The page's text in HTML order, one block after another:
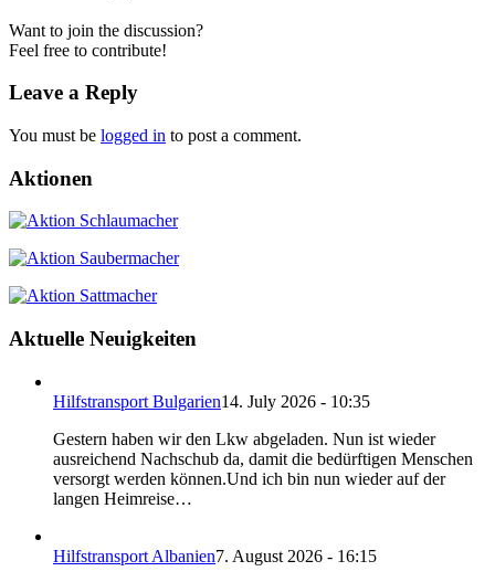
Want to join the discussion?
Feel free to contribute!
Leave a Reply
You must be logged in to post a comment.
Aktionen
Aktuelle Neuigkeiten
Hilfstransport Bulgarien14. July 2026 - 10:35
Gestern haben wir den Lkw abgeladen. Nun ist wieder
ausreichend Nachschub da, damit die bedürftigen Menschen
versorgt werden können.Und ich bin nun wieder auf der
langen Heimreise…
Hilfstransport Albanien7. August 2026 - 16:15